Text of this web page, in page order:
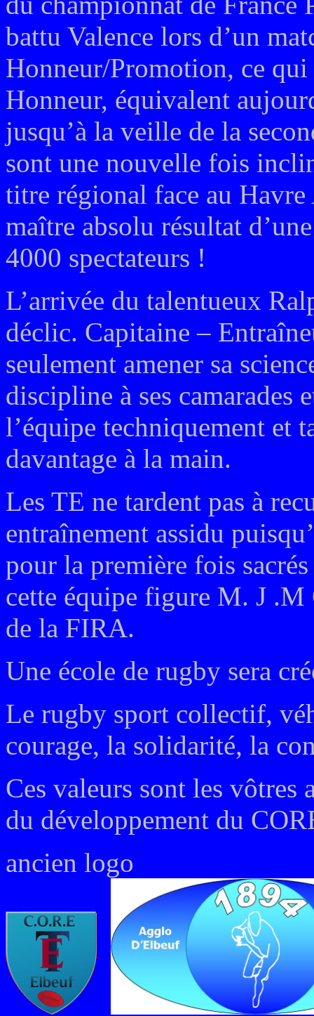
battu Valence lors d’un
Honneur/Promotion, ce
Honneur, équivalent
jusqu’à la veille de la
sont une nouvelle fois
titre régional face au
maître absolu résultat
4000 spectateurs !
L’arrivée du talentueux
déclic. Capitaine –
seulement amener sa
discipline à ses camarades
l’équipe techniquement et
davantage à la main.
Les TE ne tardent pas à
entraînement assidu
pour la première fois
cette équipe figure M. J
de la FIRA.
Une école de rugby sera
Le rugby sport collectif,
courage, la solidarité, la
Ces valeurs sont les vôtres
du développement du
ancien logo